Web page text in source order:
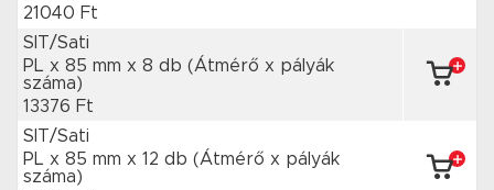
21040 Ft
SIT/Sati
PL x 85 mm x 8 db (Átmérő x pályák
száma)
13376 Ft
SIT/Sati
PL x 85 mm x 12 db (Átmérő x pályák
száma)